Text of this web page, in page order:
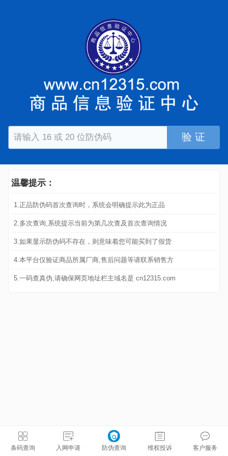
验 证
温馨提示：
1.正品防伪码首次查询时，系统会明确提示此为正品
2.多次查询,系统提示当前为第几次查及首次查询情况
3.如果显示防伪码不存在，则意味着您可能买到了假货
4.本平台仅验证商品所属厂商,售后问题等请联系销售方
5.一码查真伪,请确保网页地址栏主域名是 cn12315.com
条码查询 入网申请 防伪查询 维权投诉 客户服务